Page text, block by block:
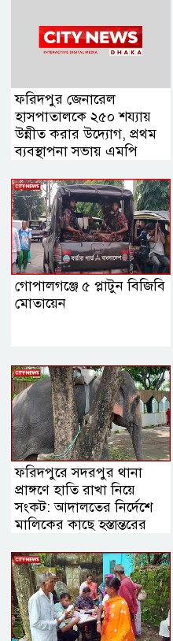
ফরিদপুর জেনারেল
হাসপাতালকে ২৫০ শয্যায়
উন্নীত করার উদ্যোগ, প্রথম
ব্যবস্থাপনা সভায় এমপি
গোপালগঞ্জে ৫ প্লাটুন বিজিবি
মোতায়েন
ফরিদপুরে সদরপুর থানা
প্রাঙ্গণে হাতি রাখা নিয়ে
সংকট: আদালতের নির্দেশে
মালিকের কাছে হস্তান্তরের